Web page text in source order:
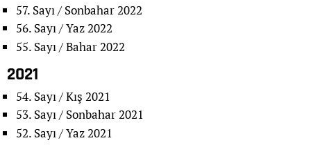
57. Sayı / Sonbahar 2022
56. Sayı / Yaz 2022
55. Sayı / Bahar 2022
2021
54. Sayı / Kış 2021
53. Sayı / Sonbahar 2021
52. Sayı / Yaz 2021